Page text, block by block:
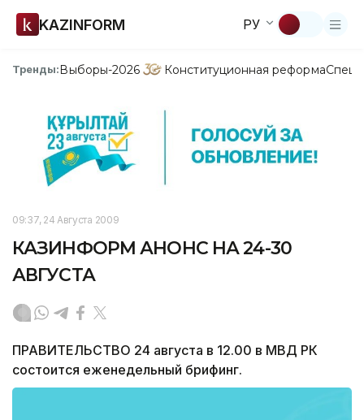
KAZINFORM РУ
Тренды:Выборы-2026 Конституционная реформа
09:37, 24 Августа 2009
КАЗИНФОРМ АНОНС НА 24-30
АВГУСТА
ПРАВИТЕЛЬСТВО 24 августа в 12.00 в МВД РК
состоится еженедельный брифинг.